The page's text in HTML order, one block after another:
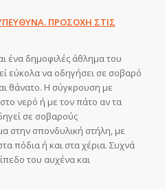
ΠΡΟΣΟΧΗ ΣΤΙΣ
ένα δημοφιλές άθλημα του
εύκολα να οδηγήσει σε σοβαρό
θάνατο. Η σύγκρουση με
νερό ή με τον πάτο αν τα
σε σοβαρούς
στην σπονδυλική στήλη, με
πόδια ή και στα χέρια. Συχνά
του αυχένα και